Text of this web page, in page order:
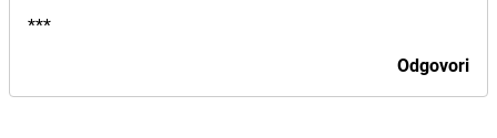
***
Odgovori